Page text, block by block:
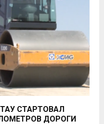
СТАРТОВАЛ
ДОРОГИ